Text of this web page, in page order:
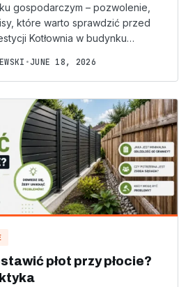
gospodarczym – pozwolenie,
które warto sprawdzić przed
Kotłownia w budynku…
• JUNE 18, 2026
płot przy płocie?